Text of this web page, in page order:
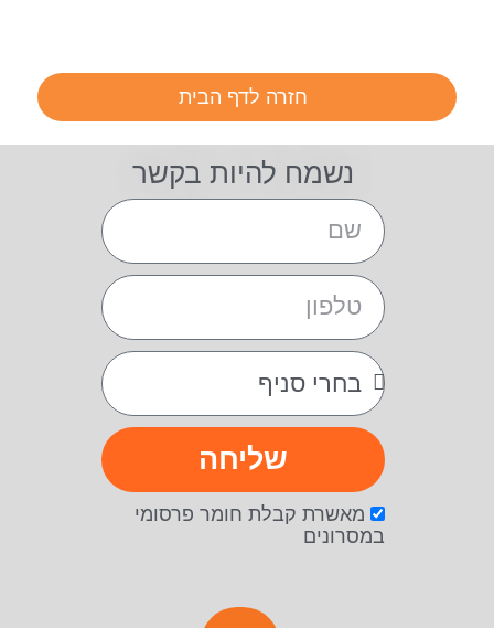
חזרה לדף הבית
נשמח להיות בקשר
מאשרת קבלת חומר פרסומי
במסרונים
שליחה